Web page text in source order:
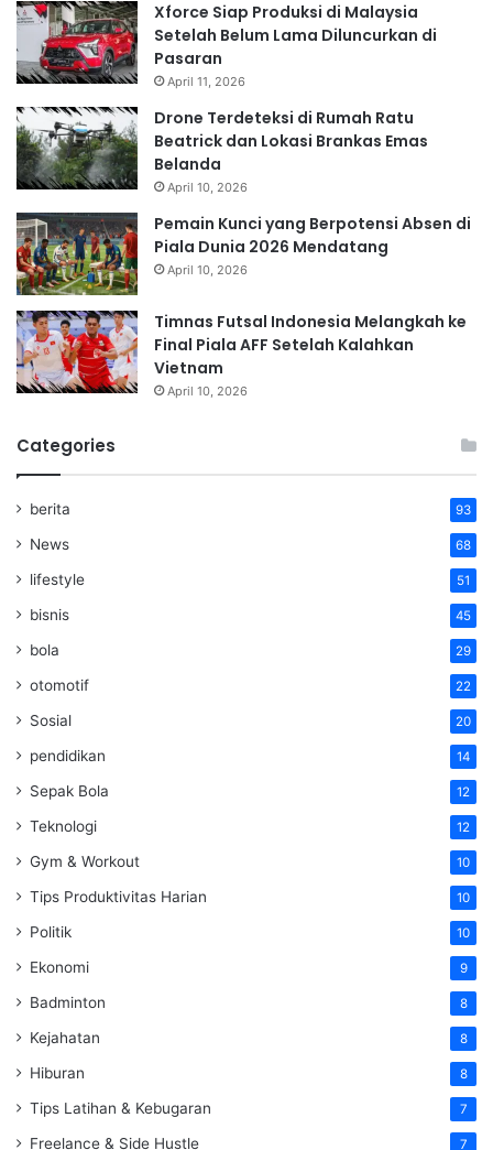
Xforce Siap Produksi di Malaysia
Setelah Belum Lama Diluncurkan di
Pasaran
April 11, 2026
Drone Terdeteksi di Rumah Ratu
Beatrick dan Lokasi Brankas Emas
Belanda
April 10, 2026
Pemain Kunci yang Berpotensi Absen di
Piala Dunia 2026 Mendatang
April 10, 2026
Timnas Futsal Indonesia Melangkah ke
Final Piala AFF Setelah Kalahkan
Vietnam
April 10, 2026
Categories
berita 93
News 68
lifestyle 51
bisnis 45
bola 29
otomotif 22
Sosial 20
pendidikan 14
Sepak Bola 12
Teknologi 12
Gym & Workout 10
Tips Produktivitas Harian 10
Politik 10
Ekonomi 9
Badminton 8
Kejahatan 8
Hiburan 8
Tips Latihan & Kebugaran 7
Freelance & Side Hustle 7